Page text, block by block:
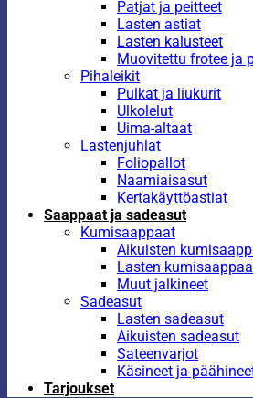
Patjat ja peitteet
Lasten astiat
Lasten kalusteet
Muovitettu frotee ja
Pihaleikit
Pulkat ja liukurit
Ulkolelut
Uima-altaat
Lastenjuhlat
Foliopallot
Naamiaisasut
Kertakäyttöastiat
Saappaat ja sadeasut
Kumisaappaat
Aikuisten
Lasten
Muut jalkineet
Sadeasut
Lasten sadeasut
Aikuisten sadeasut
Sateenvarjot
Käsineet ja
Tarjoukset